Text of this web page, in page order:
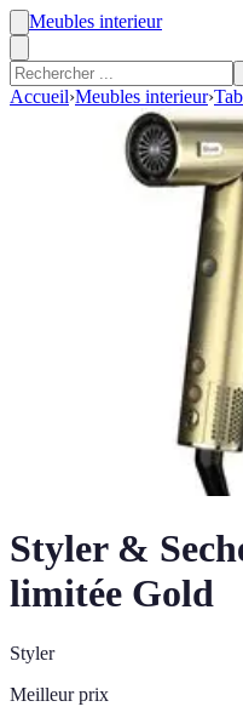
Meubles interieur
Accueil›Meubles interieur›
Styler &
limitée Gold
Styler
Meilleur prix